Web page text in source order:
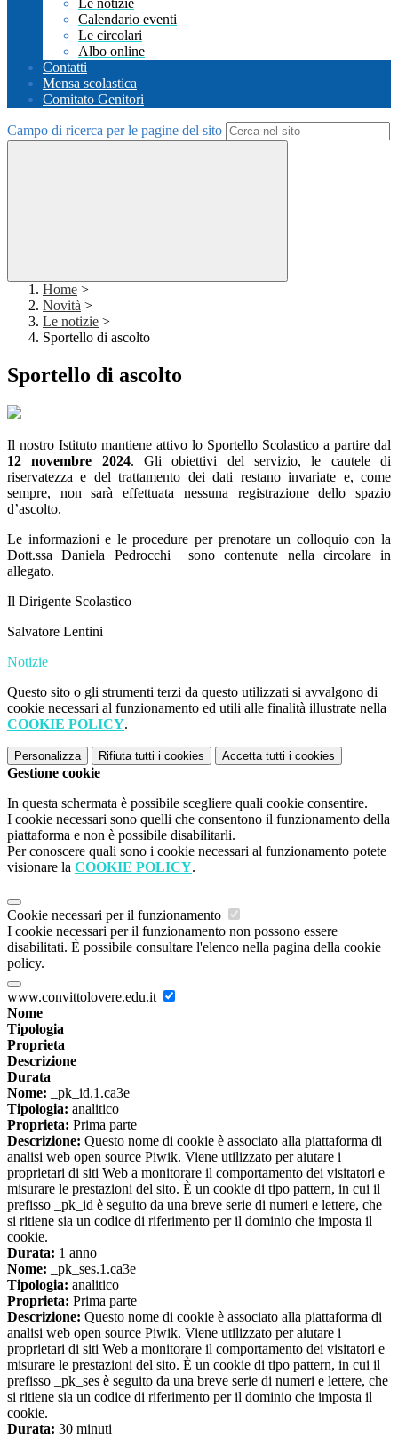
Le notizie
Calendario eventi
Le circolari
Albo online
Contatti
Mensa scolastica
Comitato Genitori
Campo di ricerca per le pagine del sito
Home >
Novità >
Le notizie >
Sportello di ascolto
Sportello di ascolto
Il nostro Istituto mantiene attivo lo Sportello Scolastico a partire dal
12 novembre 2024. Gli obiettivi del servizio, le cautele di
riservatezza e del trattamento dei dati restano invariate e, come
sempre, non sarà effettuata nessuna registrazione dello spazio
d’ascolto.
Le informazioni e le procedure per prenotare un colloquio con la
Dott.ssa Daniela Pedrocchi sono contenute nella circolare in
allegato.
Il Dirigente Scolastico
Salvatore Lentini
Notizie
Questo sito o gli strumenti terzi da questo utilizzati si avvalgono di
cookie necessari al funzionamento ed utili alle finalità illustrate nella
COOKIE POLICY.
Personalizza Rifiuta tutti i cookies Accetta tutti i cookies
Gestione cookie
In questa schermata è possibile scegliere quali cookie consentire.
I cookie necessari sono quelli che consentono il funzionamento della
piattaforma e non è possibile disabilitarli.
Per conoscere quali sono i cookie necessari al funzionamento potete
visionare la COOKIE POLICY.
Cookie necessari per il funzionamento
I cookie necessari per il funzionamento non possono essere
disabilitati. È possibile consultare l'elenco nella pagina della cookie
policy.
www.convittolovere.edu.it
Nome
Tipologia
Proprieta
Descrizione
Durata
Nome: _pk_id.1.ca3e
Tipologia: analitico
Proprieta: Prima parte
Descrizione: Questo nome di cookie è associato alla piattaforma di
analisi web open source Piwik. Viene utilizzato per aiutare i
proprietari di siti Web a monitorare il comportamento dei visitatori e
misurare le prestazioni del sito. È un cookie di tipo pattern, in cui il
prefisso _pk_id è seguito da una breve serie di numeri e lettere, che
si ritiene sia un codice di riferimento per il dominio che imposta il
cookie.
Durata: 1 anno
Nome: _pk_ses.1.ca3e
Tipologia: analitico
Proprieta: Prima parte
Descrizione: Questo nome di cookie è associato alla piattaforma di
analisi web open source Piwik. Viene utilizzato per aiutare i
proprietari di siti Web a monitorare il comportamento dei visitatori e
misurare le prestazioni del sito. È un cookie di tipo pattern, in cui il
prefisso _pk_ses è seguito da una breve serie di numeri e lettere, che
si ritiene sia un codice di riferimento per il dominio che imposta il
cookie.
Durata: 30 minuti